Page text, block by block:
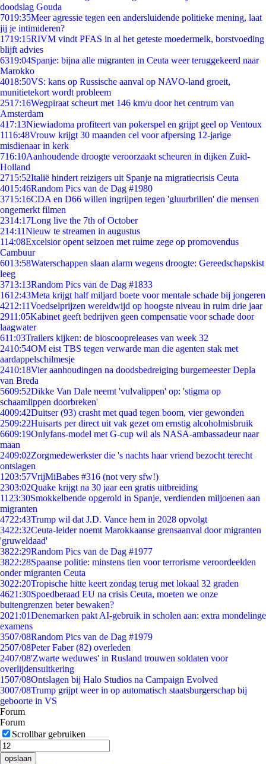
doodslag Gouda
7019:35Meer agressie tegen een andersluidende politieke mening, laat
jij je intimideren?
1719:15RIVM vindt PFAS in al het geteste moedermelk, borstvoeding
blijft advies
6319:04Spanje: bijna alle migranten in Ceuta weer teruggekeerd naar
Marokko
4018:50VS: kans op Russische aanval op NAVO-land groeit,
munitietekort wordt probleem
2517:16Wegpiraat scheurt met 146 km/u door het centrum van
Amsterdam
417:13Niewiadoma profiteert van pokerspel en grijpt geel op Ventoux
1116:48Vrouw krijgt 30 maanden cel voor afpersing 12-jarige
misdienaar in kerk
716:10Aanhoudende droogte veroorzaakt scheuren in dijken Zuid-
Holland
2715:52Italië hindert reizigers uit Spanje na migratiecrisis Ceuta
4015:46Random Pics van de Dag #1980
3715:16CDA en D66 willen ingrijpen tegen 'gluurbrillen' die mensen
ongemerkt filmen
2314:17Long live the 7th of October
214:11Nieuw te streamen in augustus
114:08Excelsior opent seizoen met ruime zege op promovendus
Cambuur
6013:58Waterschappen slaan alarm wegens droogte: Gereedschapskist
leeg
3713:13Random Pics van de Dag #1833
1612:43Meta krijgt half miljard boete voor mentale schade bij jongeren
4212:11Voedselprijzen wereldwijd op hoogste niveau in ruim drie jaar
2911:05Kabinet geeft bedrijven geen compensatie voor schade door
laagwater
611:03Trailers kijken: de bioscoopreleases van week 32
2410:54OM eist TBS tegen verwarde man die agenten stak met
aardappelschilmesje
2410:18Vier aanhoudingen na doodsbedreiging burgemeester Depla
van Breda
5609:52Dikke Van Dale neemt 'vulvalippen' op: 'stigma op
schaamlippen doorbreken'
4009:42Duitser (93) crasht met quad tegen boom, vier gewonden
2509:22Huisarts per direct uit vak gezet om ernstig alcoholmisbruik
6609:19Onlyfans-model met G-cup wil als NASA-ambassadeur naar
maan
2409:02Zorgmedewerkster die 's nachts haar vriend bezocht terecht
ontslagen
1203:57VrijMiBabes #316 (not very sfw!)
2303:02Quake krijgt na 30 jaar een gratis uitbreiding
11 23:30Smokkelbende opgerold in Spanje, verdienden miljoenen aan
migranten
4722:43Trump wil dat J.D. Vance hem in 2028 opvolgt
3422:32Ceuta-leider noemt Marokkaanse grensaanval door migranten
'gruweldaad'
3822:29Random Pics van de Dag #1977
3822:28Spaanse politie: minstens tien voor terrorisme veroordeelden
onder migranten Ceuta
3022:20Tropische hitte keert zondag terug met lokaal 32 graden
4621:30Spoedberaad EU na crisis Ceuta, moeten we onze
buitengrenzen beter bewaken?
2021:01Denemarken pakt AI-gebruik in scholen aan: extra mondelinge
examens
3507/08Random Pics van de Dag #1979
2507/08Peter Faber (82) overleden
2407/08'Zwarte weduwes' in Rusland trouwen soldaten voor
overlijdensuitkering
1507/08Ontslagen bij Halo Studios na Campaign Evolved
3007/08Trump grijpt weer in op automatisch staatsburgerschap bij
geboorte in VS
Forum
Forum
Scrollbar gebruiken
opslaan